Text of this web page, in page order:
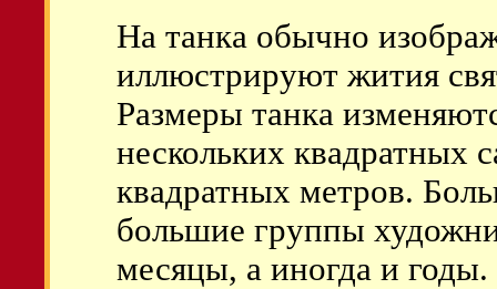
На танка обычно
иллюстрируют жития
Размеры танка
нескольких квадратных
квадратных метров.
большие группы
месяцы, а иногда и годы.